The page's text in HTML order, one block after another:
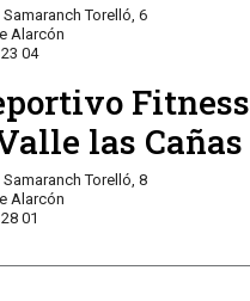
Torelló, 6
Alarcón
04
Fitness
las Cañas
Torelló, 8
Alarcón
01